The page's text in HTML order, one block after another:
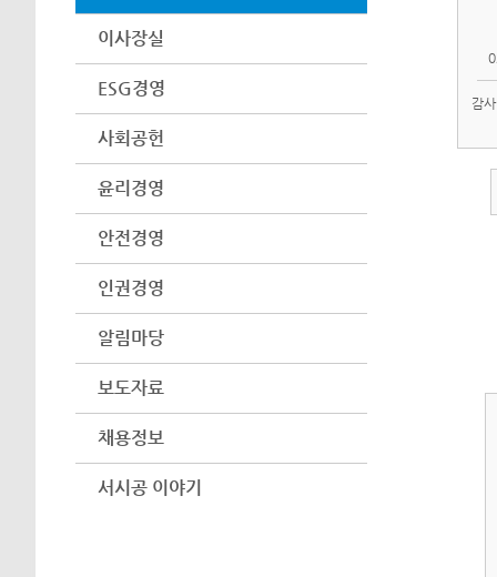
이사장실
ESG경영
사회공헌
윤리경영
안전경영
인권경영
알림마당
보도자료
채용정보
서시공 이야기
감